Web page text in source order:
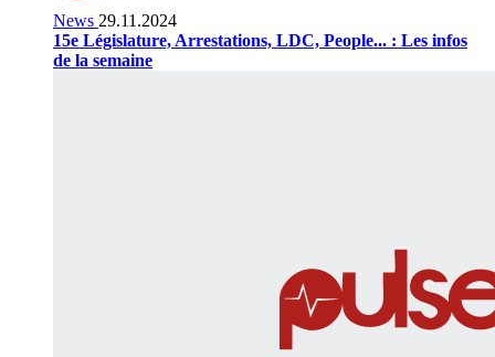
News 29.11.2024
15e Législature, Arrestations, LDC, People... : Les infos
de la semaine